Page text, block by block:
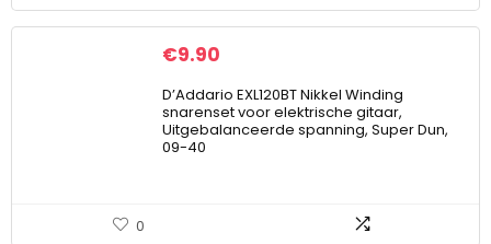
€9.90
D’Addario EXL120BT Nikkel Winding
snarenset voor elektrische gitaar,
Uitgebalanceerde spanning, Super Dun,
09-40
0